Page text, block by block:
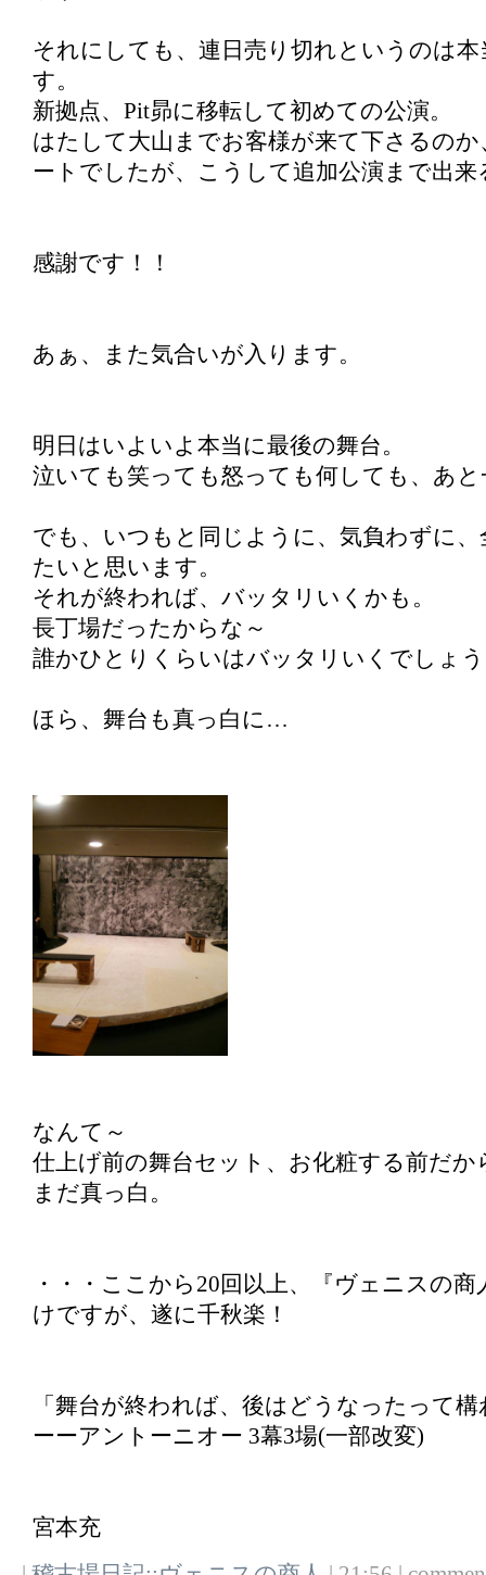
それにしても、連日売り切れというのは
す。
新拠点、Pit昴に移転して初めての公演。
はたして大山までお客様が来て下さるの
ートでしたが、こうして追加公演まで出来
感謝です！！
あぁ、また気合いが入ります。
明日はいよいよ本当に最後の舞台。
泣いても笑っても怒っても何しても、あ
でも、いつもと同じように、気負わずに
たいと思います。
それが終われば、バッタリいくかも。
長丁場だったからな～
誰かひとりくらいはバッタリいくでしょ
ほら、舞台も真っ白に…
なんて～
仕上げ前の舞台セット、お化粧する前だか
まだ真っ白。
・・・ここから20回以上、『ヴェニスの
けですが、遂に千秋楽！
「舞台が終われば、後はどうなったって
ーーアントーニオー 3幕3場(一部改変)
宮本充